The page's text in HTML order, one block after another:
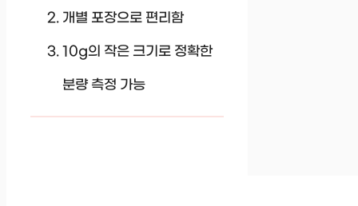
개별 포장으로 편리함
10g의 작은 크기로 정확한
분량 측정 가능